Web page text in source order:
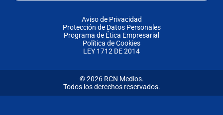
Aviso de Privacidad
Protección de Datos Personales
Programa de Ética Empresarial
Política de Cookies
LEY 1712 DE 2014
© 2026 RCN Medios.
Todos los derechos reservados.